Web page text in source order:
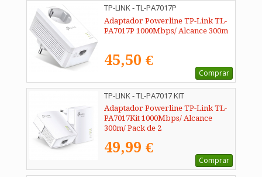
TP-LINK - TL-PA7017P
Adaptador Powerline TP-Link TL-
PA7017P 1000Mbps/ Alcance 300m
45,50 €
Comprar
TP-LINK - TL-PA7017 KIT
Adaptador Powerline TP-Link TL-
PA7017Kit 1000Mbps/ Alcance
300m/ Pack de 2
49,99 €
Comprar